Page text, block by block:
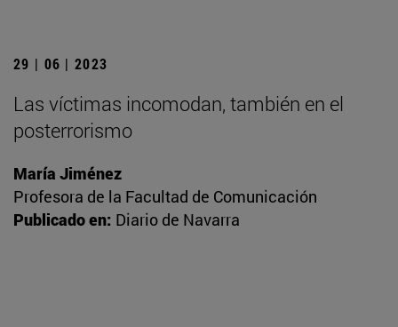
29 | 06 | 2023
Las víctimas incomodan, también en el
posterrorismo
María Jiménez
Profesora de la Facultad de Comunicación
Publicado en: Diario de Navarra